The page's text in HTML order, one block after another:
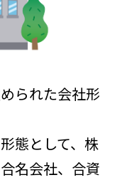
られた会社形
態として、株
名会社、合資